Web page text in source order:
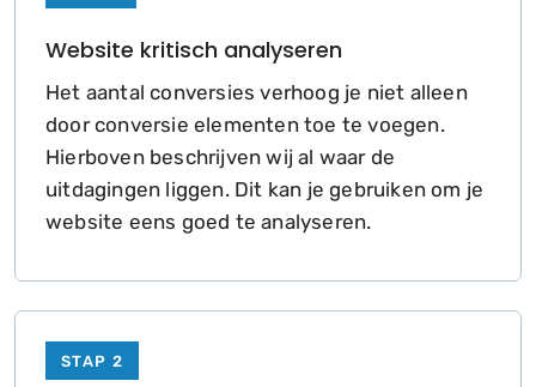
Website kritisch analyseren
Het aantal conversies verhoog je niet alleen
door conversie elementen toe te voegen.
Hierboven beschrijven wij al waar de
uitdagingen liggen. Dit kan je gebruiken om je
website eens goed te analyseren.
STAP 2